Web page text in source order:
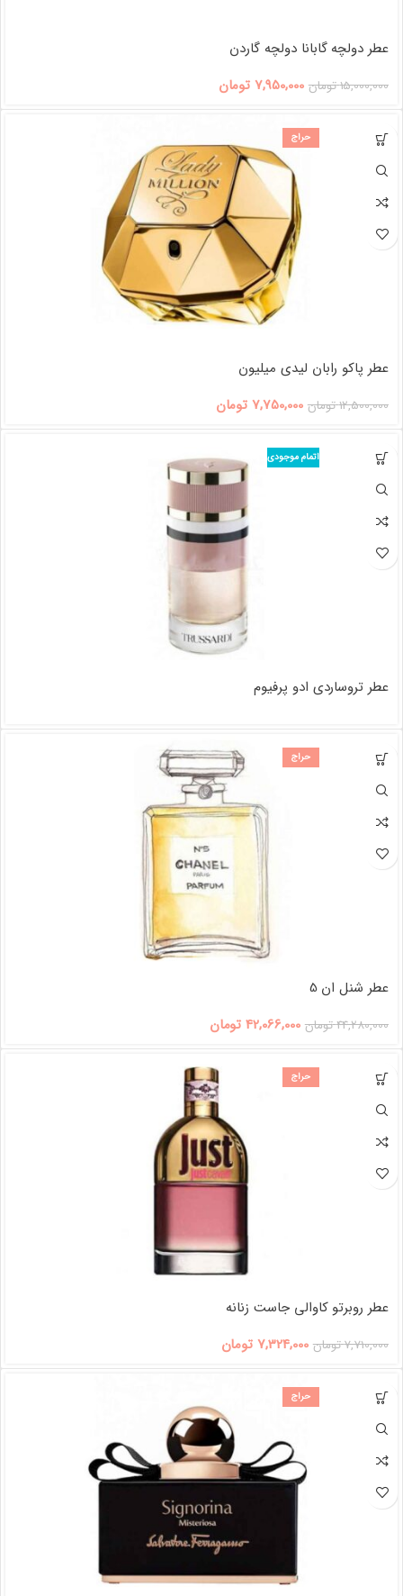
عطر دولچه گابانا دولچه گاردن
15,000,000تومان 7,950,000 تومان
حراج
عطر پاکو رابان لیدی میلیون
12,500,000تومان 7,750,000 تومان
اتمام موجودی
عطر تروساردی ادو پرفیوم
حراج
عطر شنل ان 5
44,280,000تومان 42,066,000 تومان
حراج
عطر روبرتو کاوالی جاست زنانه
7,710,000تومان 7,324,000 تومان
حراج